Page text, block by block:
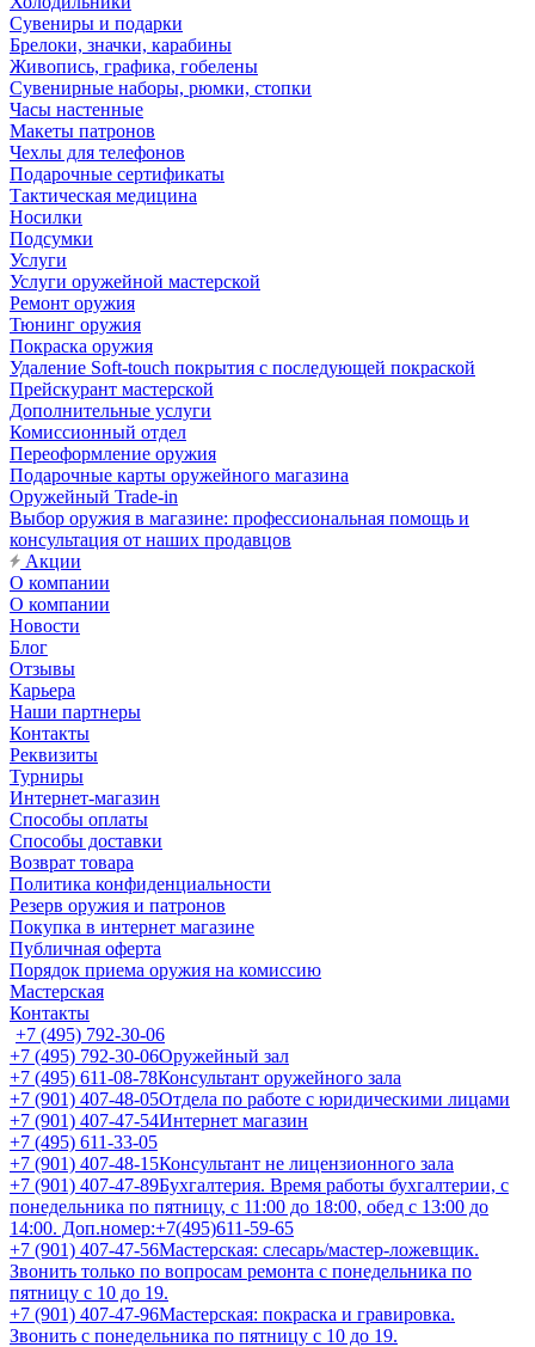
Сувениры и подарки
Брелоки, значки, карабины
Живопись, графика, гобелены
Сувенирные наборы, рюмки, стопки
Часы настенные
Макеты патронов
Чехлы для телефонов
Подарочные сертификаты
Тактическая медицина
Носилки
Подсумки
Услуги
Услуги оружейной мастерской
Ремонт оружия
Тюнинг оружия
Покраска оружия
Удаление Soft-touch покрытия с последующей покраской
Прейскурант мастерской
Дополнительные услуги
Комиссионный отдел
Переоформление оружия
Подарочные карты оружейного магазина
Оружейный Trade-in
Выбор оружия в магазине: профессиональная помощь и
консультация от наших продавцов
Акции
О компании
О компании
Новости
Блог
Отзывы
Карьера
Наши партнеры
Контакты
Реквизиты
Турниры
Интернет-магазин
Способы оплаты
Способы доставки
Возврат товара
Политика конфиденциальности
Резерв оружия и патронов
Покупка в интернет магазине
Публичная оферта
Порядок приема оружия на комиссию
Мастерская
Контакты
+7 (495) 792-30-06
+7 (495) 792-30-06Оружейный зал
+7 (495) 611-08-78Консультант оружейного зала
+7 (901) 407-48-05Отдела по работе с юридическими лицами
+7 (901) 407-47-54Интернет магазин
+7 (495) 611-33-05
+7 (901) 407-48-15Консультант не лицензионного зала
+7 (901) 407-47-89Бухгалтерия. Время работы бухгалтерии, с
понедельника по пятницу, с 11:00 до 18:00, обед с 13:00 до
14:00. Доп.номер:+7(495)611-59-65
+7 (901) 407-47-56Мастерская: слесарь/мастер-ложевщик.
Звонить только по вопросам ремонта с понедельника по
пятницу с 10 до 19.
+7 (901) 407-47-96Мастерская: покраска и гравировка.
Звонить с понедельника по пятницу с 10 до 19.